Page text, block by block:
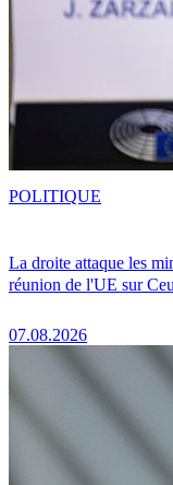
La droite attaque les
réunion de l'UE sur
07.08.2026
POLITIQUE